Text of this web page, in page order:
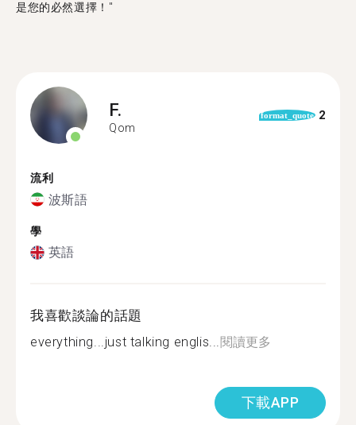
是您的必然選擇！"
F.
Qom
format_quote 2
流利
波斯語
學
英語
我喜歡談論的話題
everything...just talking englis...閱讀更多
下載APP